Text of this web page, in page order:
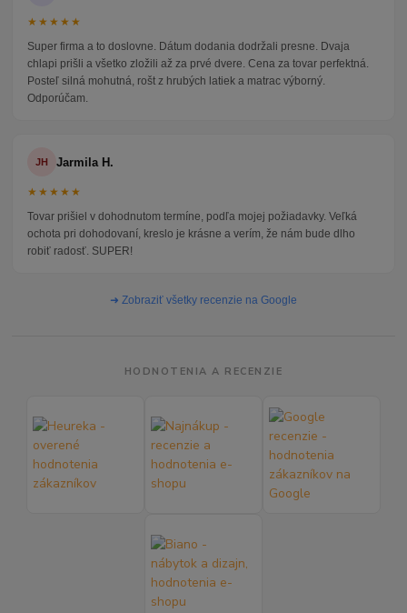
★★★★★
Super firma a to doslovne. Dátum dodania dodržali presne. Dvaja
chlapi prišli a všetko zložili až za prvé dvere. Cena za tovar perfektná.
Posteľ silná mohutná, rošt z hrubých latiek a matrac výborný.
Odporúčam.
JH Jarmila H.
★★★★★
Tovar prišiel v dohodnutom termíne, podľa mojej požiadavky. Veľká
ochota pri dohodovaní, kreslo je krásne a verím, že nám bude dlho
robiť radosť. SUPER!
➜ Zobraziť všetky recenzie na Google
HODNOTENIA A RECENZIE